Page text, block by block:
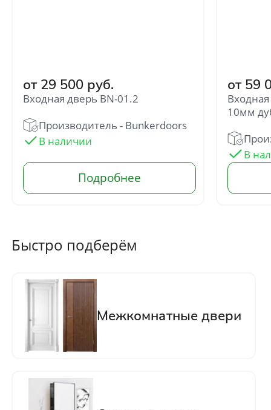
от 29 500 руб.
Входная дверь BN-01.2
Производитель - Bunkerdoors
от 59
10мм
Быстро подберём